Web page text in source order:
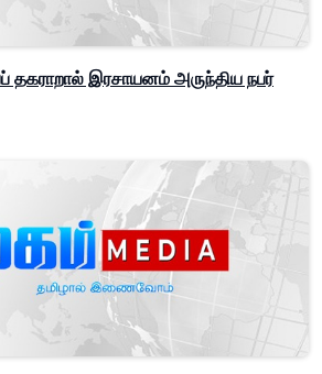
தகராறால் இரசாயனம் அருந்திய நபர்